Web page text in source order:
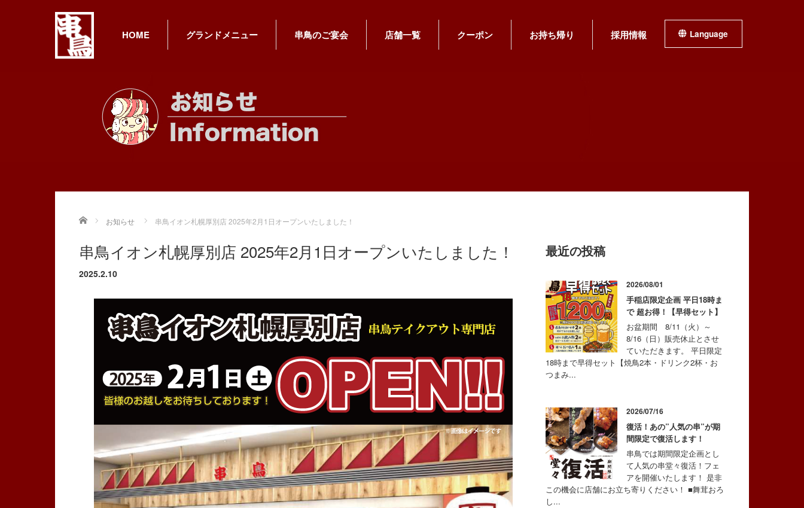
HOME グランドメニュー 串鳥のご宴会 店舗一覧 クーポン お持ち帰り 採用情報 Language
Home お知らせ 串鳥イオン札幌厚別店 2025年2月1日オープンいたしました！
串鳥イオン札幌厚別店 2025年2月1日オープンいたしました！
2025.2.10
最近の投稿
2026/08/01
手稲店限定企画 平日18時ま
で 超お得！【早得セット】
お盆期間 8/11（火）～
8/16（日）販売休止とさせ
ていただきます。 平日限定
18時まで早得セット【焼鳥2本・ドリンク2杯・お
つまみ...
2026/07/16
復活！あの”人気の串”が期
間限定で復活します！
串鳥では期間限定企画とし
て人気の串堂々復活！フェ
アを開催いたします！ 是非
この機会に店舗にお立ち寄りください！ ■舞茸おろ
し...